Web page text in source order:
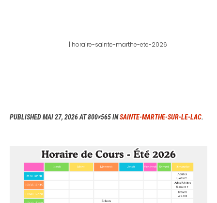
| horaire-sainte-marthe-ete-2026
PUBLISHEDMAI 27, 2026AT 800×565 INSAINTE-MARTHE-SUR-LE-LAC.